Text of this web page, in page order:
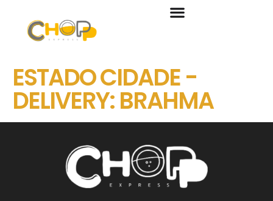
ESTADO CIDADE -
DELIVERY:BRAHMA